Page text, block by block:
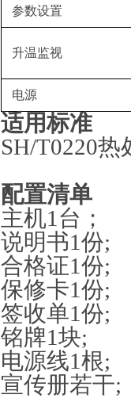
参数设置
升温监视
电源
适用标准
SH/T0220
配置清单
主机1台；
说明书1份;
合格证1份;
保修卡1份;
签收单1份;
铭牌1块;
电源线1根;
宣传册若干;